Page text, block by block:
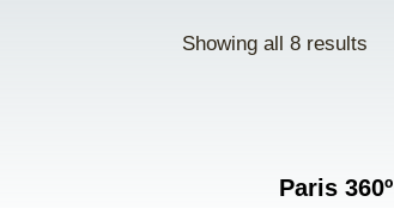
Showing all 8 results
Paris 360º